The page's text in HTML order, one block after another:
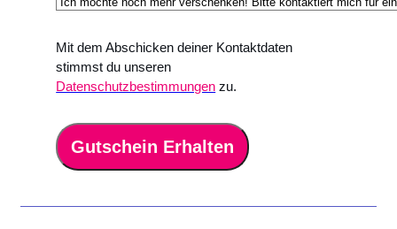
Mit dem Abschicken deiner Kontaktdaten
stimmst du unseren
Datenschutzbestimmungen zu.
Gutschein Erhalten